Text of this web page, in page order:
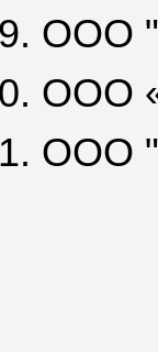
ООО
ООО
ООО